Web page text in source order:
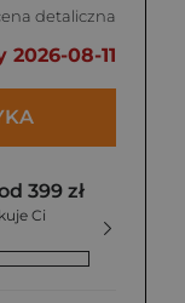
detaliczna
08-11
399 zł
Ci